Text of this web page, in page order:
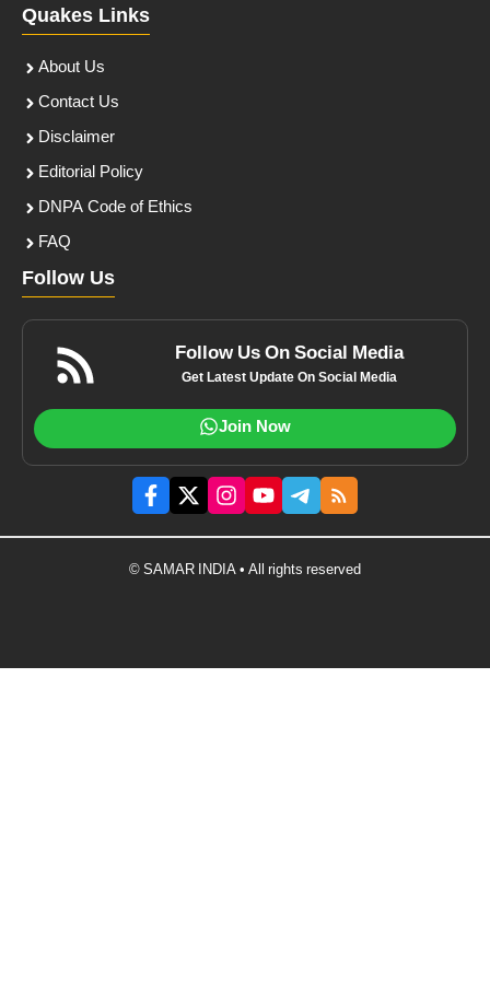
Quakes Links
About Us
Contact Us
Disclaimer
Editorial Policy
DNPA Code of Ethics
FAQ
Follow Us
Follow Us On Social Media
Get Latest Update On Social Media
Join Now
© SAMAR INDIA • All rights reserved